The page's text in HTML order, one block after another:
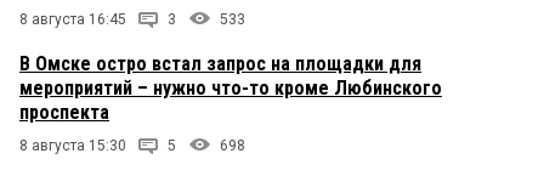
8 августа 16:45 3 533
В Омске остро встал запрос на площадки для
мероприятий – нужно что-то кроме Любинского
проспекта
8 августа 15:30 5 698